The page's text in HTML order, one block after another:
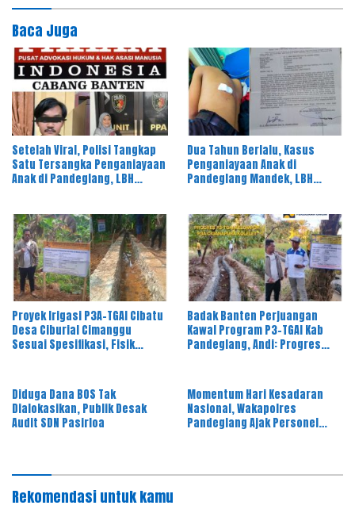
Baca Juga
Setelah Viral, Polisi Tangkap
Satu Tersangka Penganiayaan
Anak di Pandeglang, LBH
Diproses
Dua Tahun Berlalu, Kasus
Penganiayaan Anak di
Pandeglang Mandek, LBH
Proyek Irigasi P3A-TGAI Cibatu
Desa Ciburial Cimanggu
Sesuai Spesifikasi, Fisik
Badak Banten Perjuangan
Kawal Program P3-TGAI Kab
Pandeglang, Andi: Progres
Diduga Dana BOS Tak
Dialokasikan, Publik Desak
Audit SDN Pasirloa
Momentum Hari Kesadaran
Nasional, Wakapolres
Pandeglang Ajak Personel
Rekomendasi untuk kamu